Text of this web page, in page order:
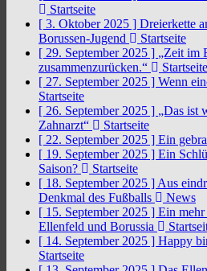
Startseite
[ 3. Oktober 2025 ] Dreierkette
Borussen-Jugend
Startseite
[ 29. September 2025 ] „Zeit im
zusammenzurücken.“
Startseite
[ 27. September 2025 ] Wenn
Startseite
[ 26. September 2025 ] „Das ist
Zahnarzt“
Startseite
[ 22. September 2025 ] Ein
[ 19. September 2025 ] Ein
Saison?
Startseite
[ 18. September 2025 ] Aus
Denkmal des Fußballs
News
[ 15. September 2025 ] Ein mehr
Ellenfeld und Borussia
[ 14. September 2025 ] Happy
Startseite